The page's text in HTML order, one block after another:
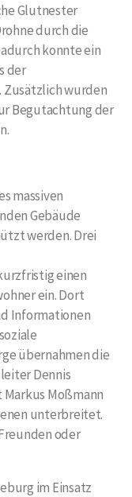
Glutnester
durch die
konnte ein
der
wurden
Begutachtung der
massiven
Gebäude
werden. Drei
einen
ein. Dort
Informationen
übernahmen die
Dennis
Moßmann
unterbreitet.
oder
im Einsatz